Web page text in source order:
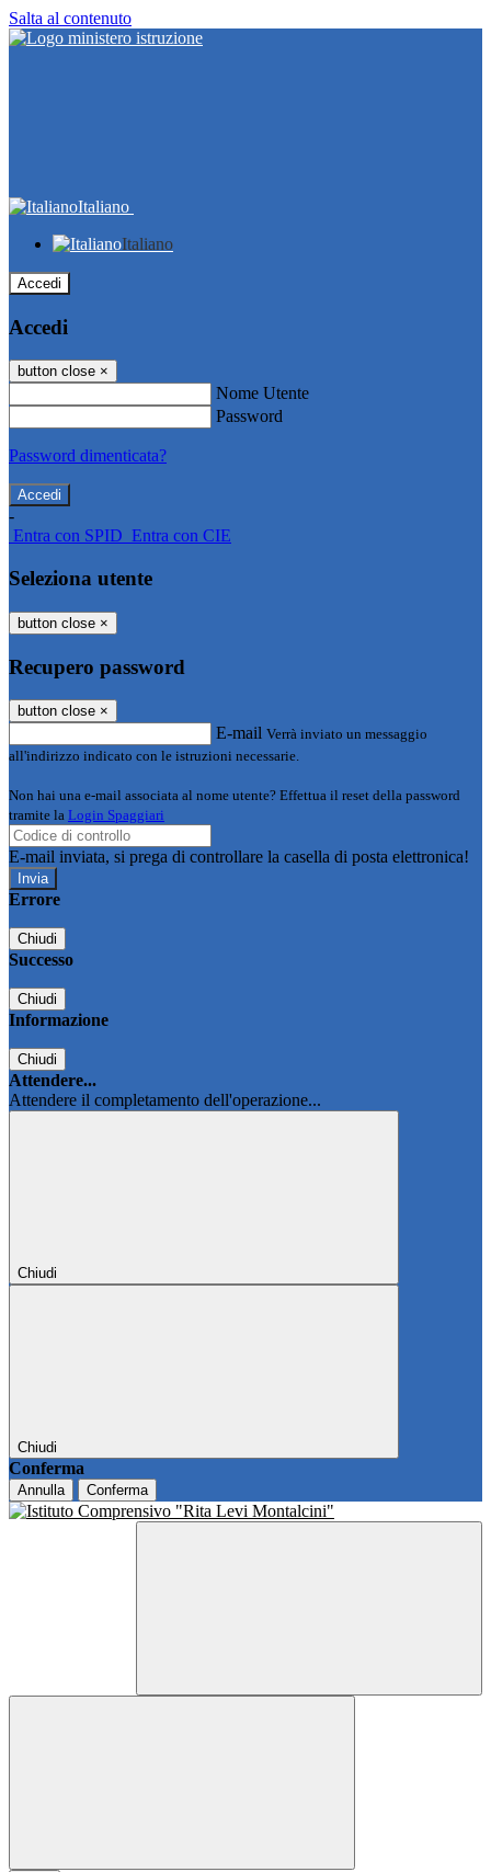
Salta al contenuto
Italiano
Italiano
Accedi
Accedi
button close ×
Nome Utente
Password
Password dimenticata?
-
Entra con SPID Entra con CIE
Seleziona utente
button close ×
Recupero password
button close ×
E-mail Verrà inviato un messaggio
all'indirizzo indicato con le istruzioni necessarie.
Non hai una e-mail associata al nome utente? Effettua il reset della password
tramite la Login Spaggiari
E-mail inviata, si prega di controllare la casella di posta elettronica!
Errore
Chiudi
Successo
Chiudi
Informazione
Chiudi
Attendere...
Attendere il completamento dell'operazione...
Chiudi
Chiudi
Conferma
Annulla Conferma